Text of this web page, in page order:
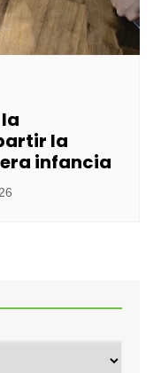
la
infancia